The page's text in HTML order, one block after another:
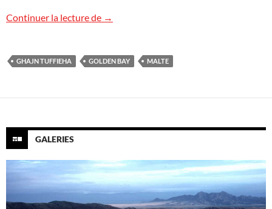
Continuer la lecture de Ghajn Tuffieha, Malte
→
GHAJN TUFFIEHA GOLDEN BAY MALTE
GALERIES